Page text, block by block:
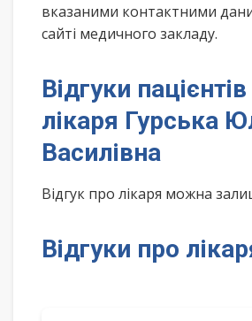
вказаними контактними
сайті медичного закладу.
Відгуки
лікаря Гурська
Василівна
Відгук про лікаря можна
Відгуки про